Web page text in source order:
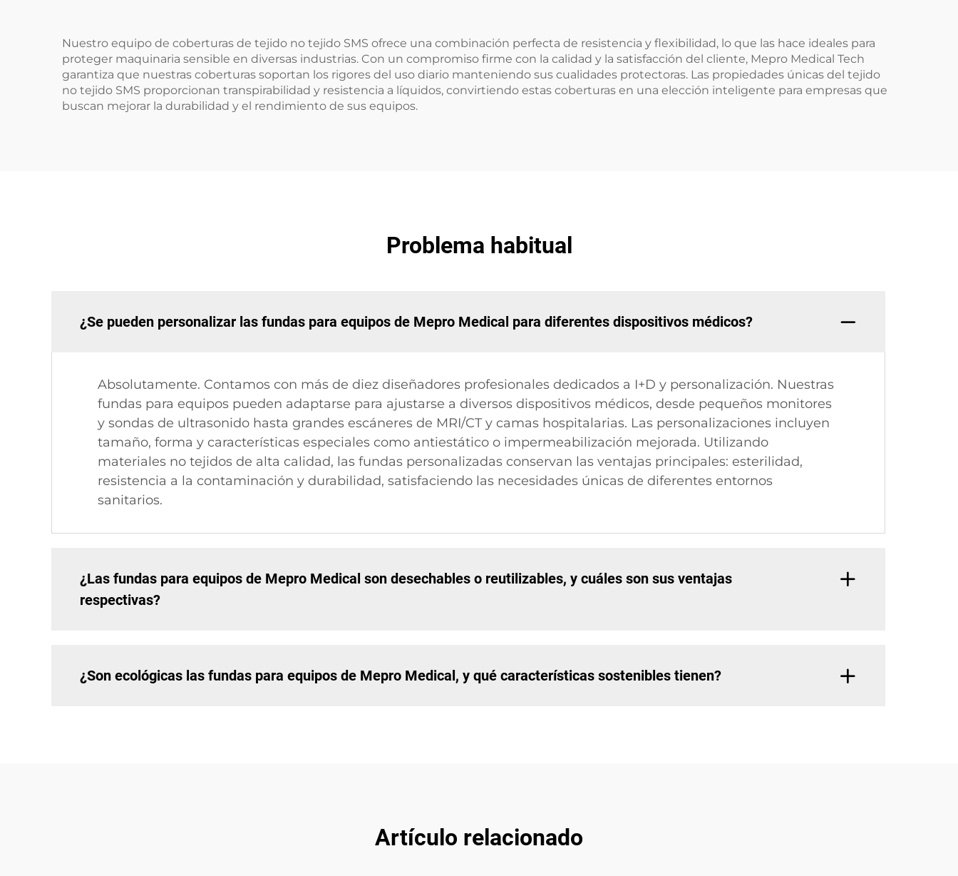
Nuestro equipo de coberturas de tejido no tejido SMS ofrece una combinación perfecta de resistencia y flexibilidad, lo que las hace ideales para
proteger maquinaria sensible en diversas industrias. Con un compromiso firme con la calidad y la satisfacción del cliente, Mepro Medical Tech
garantiza que nuestras coberturas soportan los rigores del uso diario manteniendo sus cualidades protectoras. Las propiedades únicas del tejido
no tejido SMS proporcionan transpirabilidad y resistencia a líquidos, convirtiendo estas coberturas en una elección inteligente para empresas que
buscan mejorar la durabilidad y el rendimiento de sus equipos.
Problema habitual
¿Se pueden personalizar las fundas para equipos de Mepro Medical para diferentes dispositivos médicos?
Absolutamente. Contamos con más de diez diseñadores profesionales dedicados a I+D y personalización. Nuestras
fundas para equipos pueden adaptarse para ajustarse a diversos dispositivos médicos, desde pequeños monitores
y sondas de ultrasonido hasta grandes escáneres de MRI/CT y camas hospitalarias. Las personalizaciones incluyen
tamaño, forma y características especiales como antiestático o impermeabilización mejorada. Utilizando
materiales no tejidos de alta calidad, las fundas personalizadas conservan las ventajas principales: esterilidad,
resistencia a la contaminación y durabilidad, satisfaciendo las necesidades únicas de diferentes entornos
sanitarios.
¿Las fundas para equipos de Mepro Medical son desechables o reutilizables, y cuáles son sus ventajas
respectivas?
¿Son ecológicas las fundas para equipos de Mepro Medical, y qué características sostenibles tienen?
Artículo relacionado